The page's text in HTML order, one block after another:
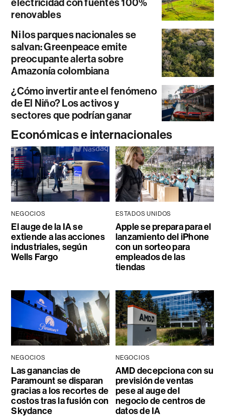
electricidad con fuentes 100%
renovables
Ni los parques nacionales se
salvan: Greenpeace emite
preocupante alerta sobre
Amazonía colombiana
¿Cómo invertir ante el fenómeno
de El Niño? Los activos y
sectores que podrían ganar
Económicas e internacionales
NEGOCIOS
El auge de la IA se
extiende a las acciones
industriales, según
Wells Fargo
ESTADOS UNIDOS
Apple se prepara para el
lanzamiento del iPhone
con un sorteo para
empleados de las
tiendas
NEGOCIOS
Las ganancias de
Paramount se disparan
gracias a los recortes de
costos tras la fusión con
Skydance
NEGOCIOS
AMD decepciona con su
previsión de ventas
pese al auge del
negocio de centros de
datos de IA